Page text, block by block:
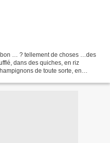
… ? tellement de choses …des
dans des quiches, en riz
de toute sorte, en